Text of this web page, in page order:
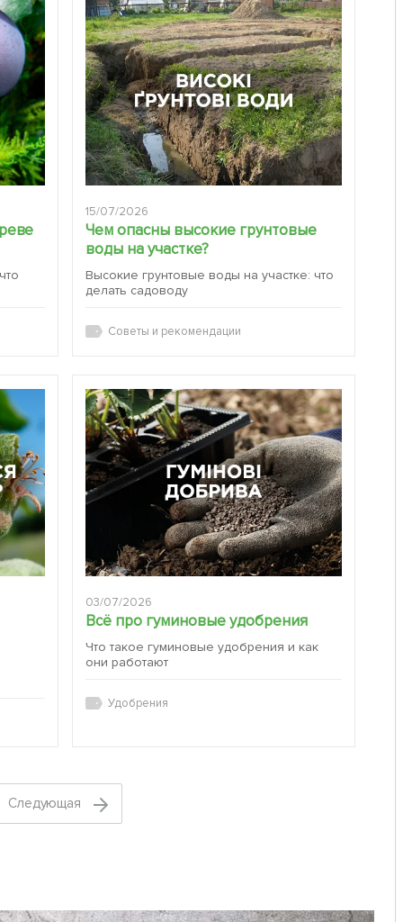
15/07/2026
Чем опасны высокие грунтовые
воды на участке?
Высокие грунтовые воды на участке: что
делать садоводу
Советы и рекомендации
03/07/2026
Всё про гуминовые удобрения
Что такое гуминовые удобрения и как
они работают
Удобрения
Cледующая